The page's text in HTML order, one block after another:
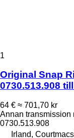
1
Original Snap
0730.513.908
64 € ≈ 701,70 kr
Annan transmission
0730.513.908
Irland,